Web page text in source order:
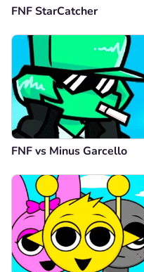
FNF StarCatcher
FNF vs Minus Garcello